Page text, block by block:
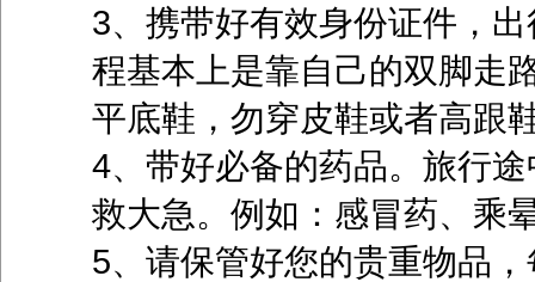
3、携带好有效身份证件，
程基本上是靠自己的双脚走
平底鞋，勿穿皮鞋或者高跟
4、带好必备的药品。旅行
救大急。例如：感冒药、乘
5、请保管好您的贵重物品